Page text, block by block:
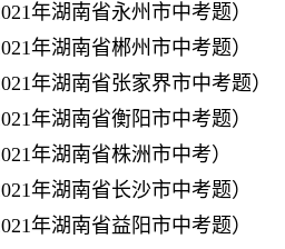
年湖南省永州市中考题）
年湖南省郴州市中考题）
年湖南省张家界市中考题）
年湖南省衡阳市中考题）
年湖南省株洲市中考）
年湖南省长沙市中考题）
年湖南省益阳市中考题）